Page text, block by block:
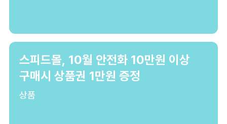
스피드몰, 10월 안전화 10만원 이상
구매시 상품권 1만원 증정
상품